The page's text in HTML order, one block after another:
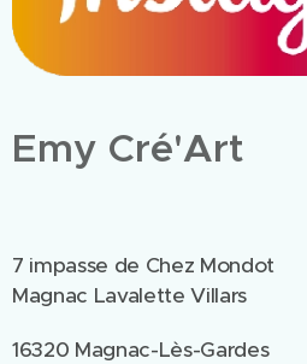
Emy Cré'Art
7 impasse de Chez Mondot
Magnac Lavalette Villars
16320 Magnac-Lès-Gardes